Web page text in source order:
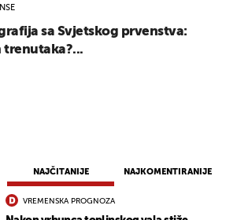
NAJČITANIJE NAJKOMENTIRANIJE
VREMENSKA PROGNOZA
sa Svjetskog prvenstva:
trenutaka?...